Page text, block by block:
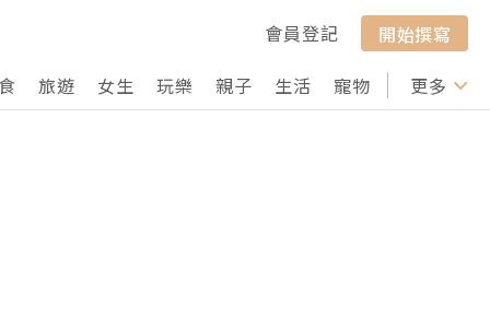
會員登記
開始撰寫
旅遊 女生 玩樂 親子 生活 寵物 行山 打卡
更多